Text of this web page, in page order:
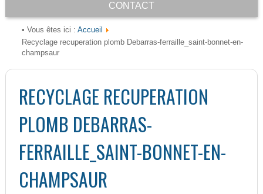
CONTACT
• Vous êtes ici : Accueil
Recyclage recuperation plomb Debarras-ferraille_saint-bonnet-en-
champsaur
RECYCLAGE RECUPERATION
PLOMB DEBARRAS-
FERRAILLE_SAINT-BONNET-EN-
CHAMPSAUR